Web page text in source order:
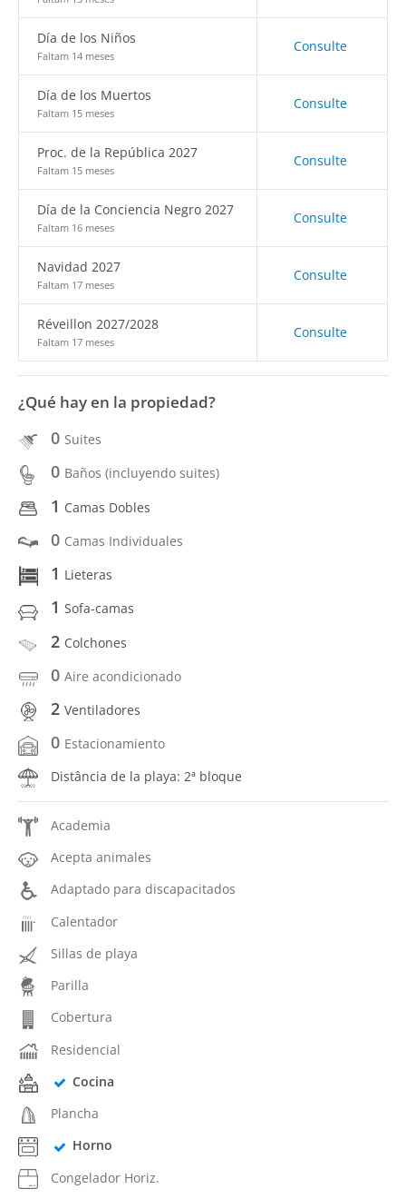
Día de los Niños
Faltam 14 meses
Consulte
Día de los Muertos
Faltam 15 meses
Consulte
Proc. de la República 2027
Faltam 15 meses
Consulte
Día de la Conciencia Negro 2027
Faltam 16 meses
Consulte
Navidad 2027
Faltam 17 meses
Consulte
Réveillon 2027/2028
Faltam 17 meses
Consulte
¿Qué hay en la propiedad?
0 Suites
0 Baños (incluyendo suites)
1 Camas Dobles
0 Camas Individuales
1 Lieteras
1 Sofa-camas
2 Colchones
0 Aire acondicionado
2 Ventiladores
0 Estacionamiento
Distância de la playa: 2ª bloque
Academia
Acepta animales
Adaptado para discapacitados
Calentador
Sillas de playa
Parilla
Cobertura
Residencial
Cocina
Plancha
Horno
Congelador Horiz.